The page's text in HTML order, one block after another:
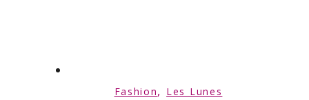
Fashion, Les Lunes